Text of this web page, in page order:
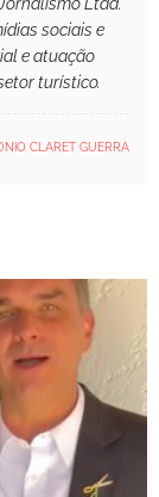
sociais e
e atuação
turístico.
CLARET GUERRA